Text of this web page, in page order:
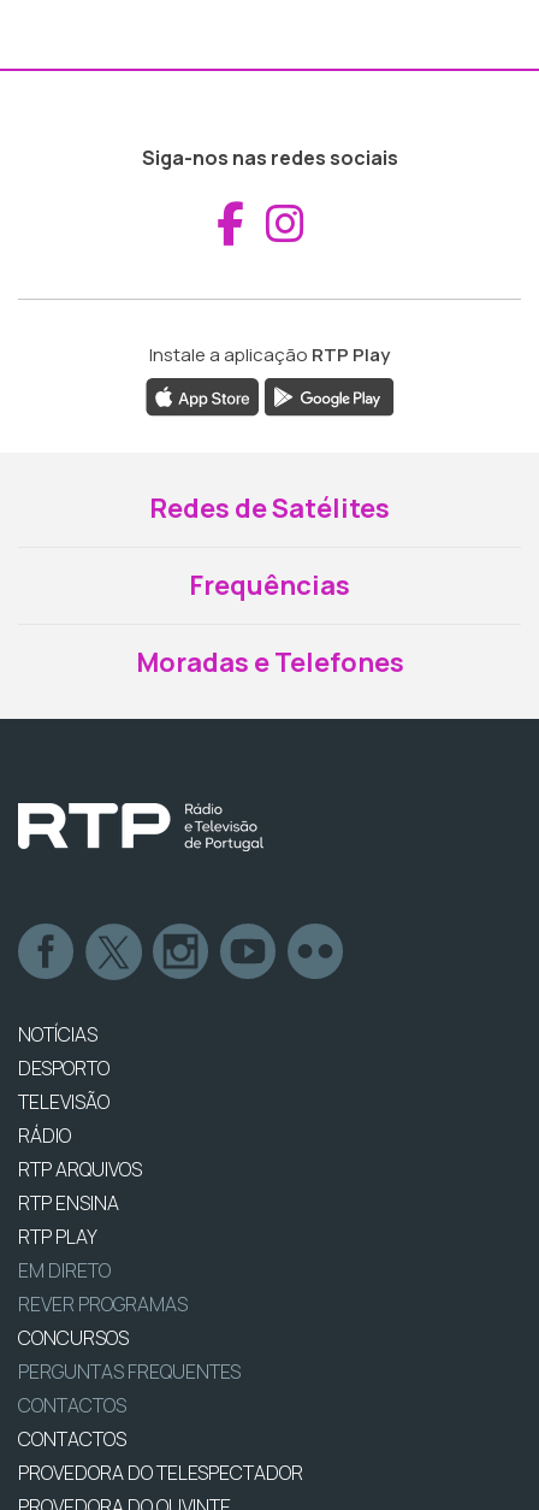
Siga-nos nas redes sociais
Aceder ao
Instale a aplicação RTP Play
Redes de Satélites
Frequências
Moradas e Telefones
NOTÍCIAS
DESPORTO
TELEVISÃO
RÁDIO
RTP ARQUIVOS
RTP ENSINA
RTP PLAY
EM DIRETO
REVER PROGRAMAS
CONCURSOS
PERGUNTAS FREQUENTES
CONTACTOS
CONTACTOS
PROVEDORA DO TELESPECTADOR